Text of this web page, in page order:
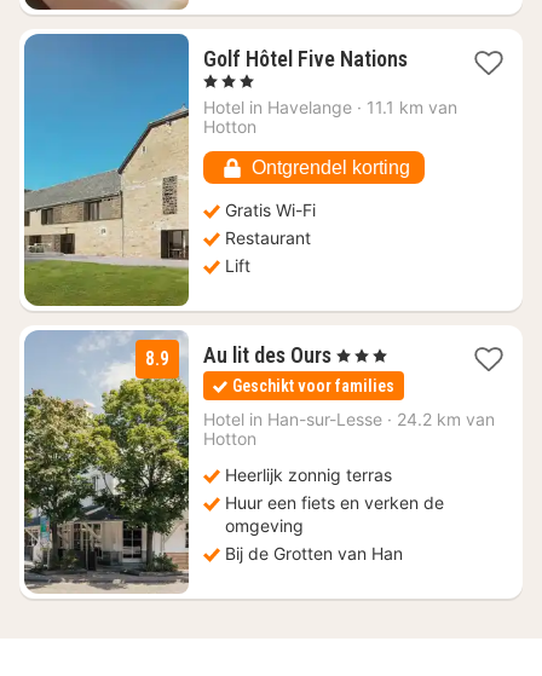
Golf Hôtel Five Nations1
vanaf
, 3 Sterren
Hotel in Havelange · 11.1 km van
Hotton
Ontgrendel korting
Gratis Wi-Fi
Restaurant
Lift
8.9 Au lit des Ours1
nacht
vanaf
€
, 3 Sterren
Geschikt voor families
Hotel in Han-sur-Lesse · 24.2 km van
Hotton
Heerlijk zonnig terras
Huur een fiets en verken de
omgeving
Bij de Grotten van Han